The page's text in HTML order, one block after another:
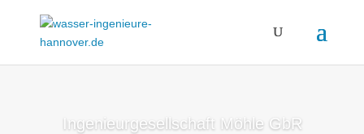
Ingenieurgesellschaft Möhle GbR